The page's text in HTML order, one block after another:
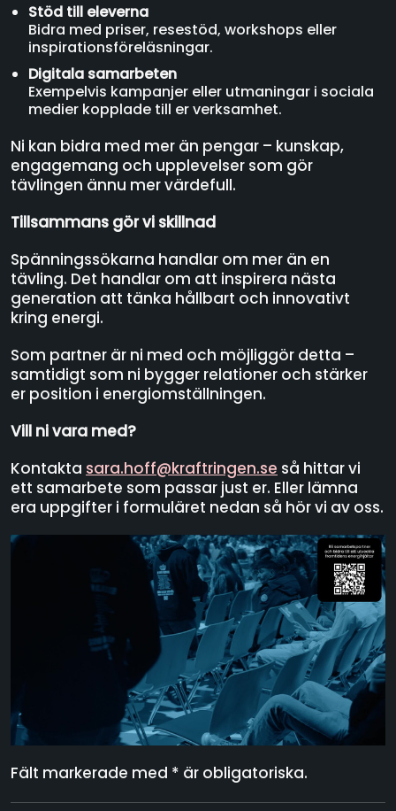
Stöd till eleverna
Bidra med priser, resestöd, workshops eller
inspirationsföreläsningar.
Digitala samarbeten
Exempelvis kampanjer eller utmaningar i sociala
medier kopplade till er verksamhet.
Ni kan bidra med mer än pengar – kunskap,
engagemang och upplevelser som gör
tävlingen ännu mer värdefull.
Tillsammans gör vi skillnad
Spänningssökarna handlar om mer än en
tävling. Det handlar om att inspirera nästa
generation att tänka hållbart och innovativt
kring energi.
Som partner är ni med och möjliggör detta –
samtidigt som ni bygger relationer och stärker
er position i energiomställningen.
Vill ni vara med?
Kontakta sara.hoff@kraftringen.se så hittar vi
ett samarbete som passar just er. Eller lämna
era uppgifter i formuläret nedan så hör vi av oss.
Fält markerade med * är obligatoriska.